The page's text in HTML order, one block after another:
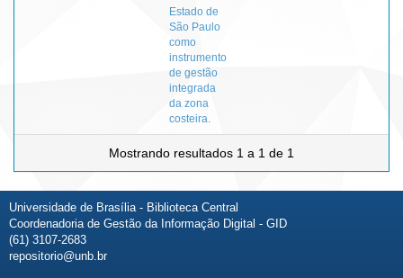
Estado de
São Paulo
como
instrumento
de gestão
integrada
da zona
costeira.
Mostrando resultados 1 a 1 de 1
Universidade de Brasília - Biblioteca Central
Coordenadoria de Gestão da Informação Digital - GID
(61) 3107-2683
repositorio@unb.br